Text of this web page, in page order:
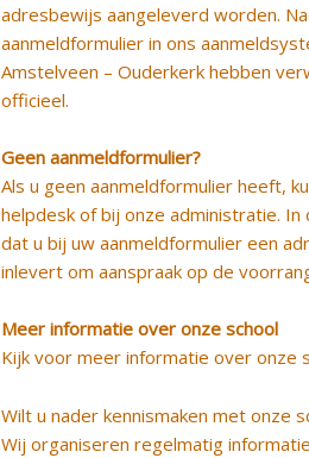
adresbewijs aangeleverd worden.
aanmeldformulier in ons
Amstelveen – Ouderkerk hebben
officieel.
Geen aanmeldformulier?
Als u geen aanmeldformulier heeft,
helpdesk of bij onze administratie.
dat u bij uw aanmeldformulier een
inlevert om aanspraak op de
Meer informatie over onze school
Kijk voor meer informatie over onze
Wilt u nader kennismaken met onze
Wij organiseren regelmatig